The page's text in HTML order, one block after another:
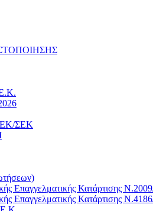
ΣΕΚ
Επαγγελματικής Κατάρτισης
Επαγγελματικής Κατάρτισης